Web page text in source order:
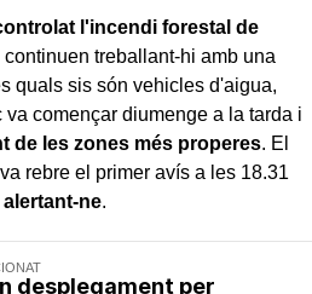
l'incendi forestal de
treballant-hi amb una
quals sis són vehicles d'aigua,
començar diumenge a la tarda i
de les zones més properes. El
rebre el primer avís a les 18.31
ne.
desplegament per